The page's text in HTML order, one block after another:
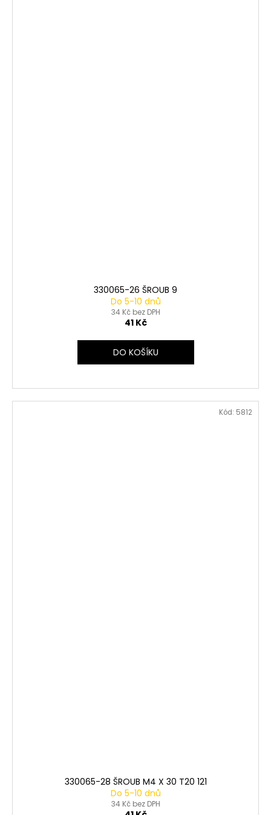
330065-26 ŠROUB 9
Do 5-10 dnů
34 Kč bez DPH
41 Kč
DO KOŠÍKU
330065-28 ŠROUB M4 X 30 T20 121
Do 5-10 dnů
34 Kč bez DPH
Kód: 5812